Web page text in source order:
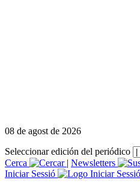
08 de agost de 2026
Seleccionar edición del periódico
Cerca
| Newsletters
Iniciar Sessió